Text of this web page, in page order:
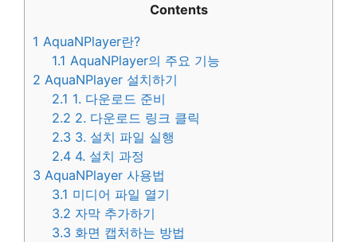
Contents
1 AquaNPlayer란?
1.1 AquaNPlayer의 주요 기능
2 AquaNPlayer 설치하기
2.1 1. 다운로드 준비
2.2 2. 다운로드 링크 클릭
2.3 3. 설치 파일 실행
2.4 4. 설치 과정
3 AquaNPlayer 사용법
3.1 미디어 파일 열기
3.2 자막 추가하기
3.3 화면 캡처하는 방법